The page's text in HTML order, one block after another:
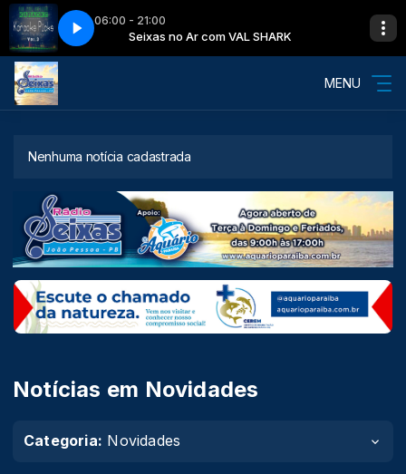
06:00 - 21:00
Seixas no Ar com VAL SHARK
you Again Wiz Khalifa ft Charlie Puth - See you Again
MENU
Nenhuma notícia cadastrada
Notícias em Novidades
Categoria: Novidades